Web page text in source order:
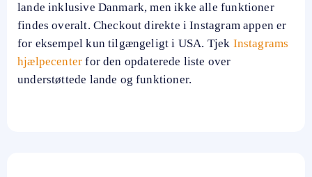
lande inklusive Danmark, men ikke alle funktioner
findes overalt. Checkout direkte i Instagram appen er
for eksempel kun tilgængeligt i USA. Tjek Instagrams
hjælpecenter for den opdaterede liste over
understøttede lande og funktioner.